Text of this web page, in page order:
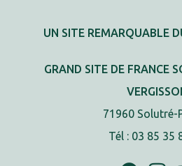
UN SITE REMARQUABLE
GRAND SITE DE FRANCE
71960 Solutré-
Tél : 03 85 35